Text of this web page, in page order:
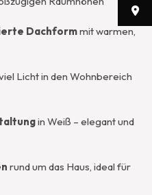
Dachformmit warmen,
Licht in den Wohnbereich
in Weiß – elegant und
rund um das Haus, ideal für